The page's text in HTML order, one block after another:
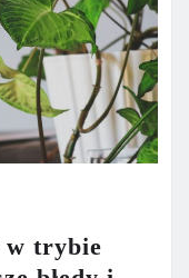
w trybie